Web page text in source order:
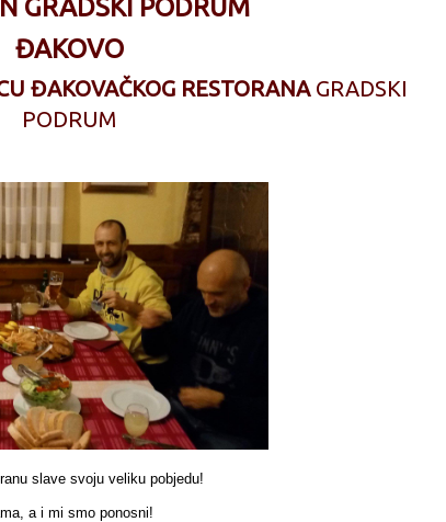
GRADSKI PODRUM
ĐAKOVO
ĐAKOVAČKOG RESTORANA GRADSKI
PODRUM
svoju veliku pobjedu!
smo ponosni!